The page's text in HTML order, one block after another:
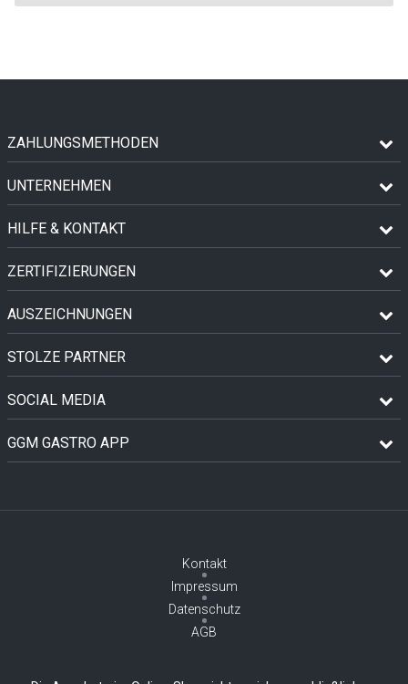
ZAHLUNGSMETHODEN
UNTERNEHMEN
HILFE & KONTAKT
ZERTIFIZIERUNGEN
AUSZEICHNUNGEN
STOLZE PARTNER
SOCIAL MEDIA
GGM GASTRO APP
Kontakt
Impressum
Datenschutz
AGB